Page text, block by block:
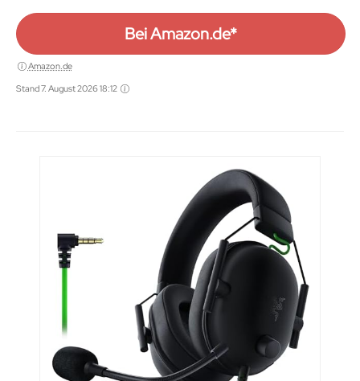
Bei Amazon.de*
Amazon.de
Stand 7. August 2026 18:12